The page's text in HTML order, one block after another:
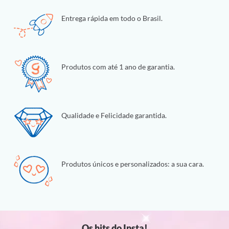
Entrega rápida em todo o Brasil.
Produtos com até 1 ano de garantia.
Qualidade e Felicidade garantida.
Produtos únicos e personalizados: a sua cara.